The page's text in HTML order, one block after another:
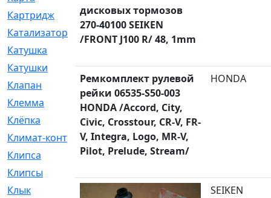
Картридж
[250]
Катализатор
[1]
Катушка
Катушки
[291]
Клапан
[375]
Клемма
[5]
Клёпка
[2]
Климат-контроль
[3]
Клипса
[21]
Клипсы
Клык
[4]
дисковых тормозов
270-40100 SEIKEN
/FRONT J100 R/ 48, 1mm
Ремкомплект рулевой
рейки 06535-S50-003
HONDA /Accord, City,
Civic, Crosstour, CR-V, FR-
V, Integra, Logo, MR-V,
Pilot, Prelude, Stream/
HONDA
SEIKEN